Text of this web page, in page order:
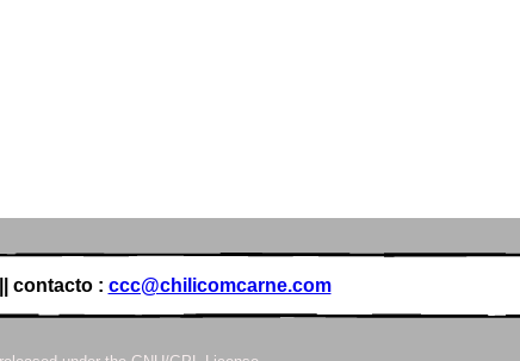
contacto : ccc@chilicomcarne.com